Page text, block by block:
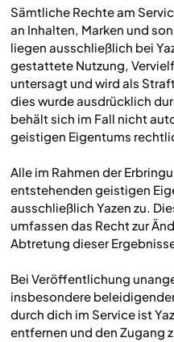
Sämtliche Rechte am
an Inhalten, Marken und
liegen ausschließlich bei
gestattete Nutzung,
untersagt und wird als
dies wurde ausdrücklich
behält sich im Fall nicht
geistigen Eigentums
Alle im Rahmen der
entstehenden geistigen
ausschließlich Yazen zu.
umfassen das Recht zur
Abtretung dieser
Bei Veröffentlichung
insbesondere
durch dich im Service ist
entfernen und den Zugang